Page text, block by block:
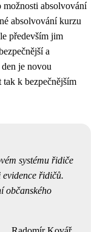
absolvování
absolvování kurzu
především jim
a
je novou
tak k bezpečnějším
systému řidiče
řidičů.
občanského